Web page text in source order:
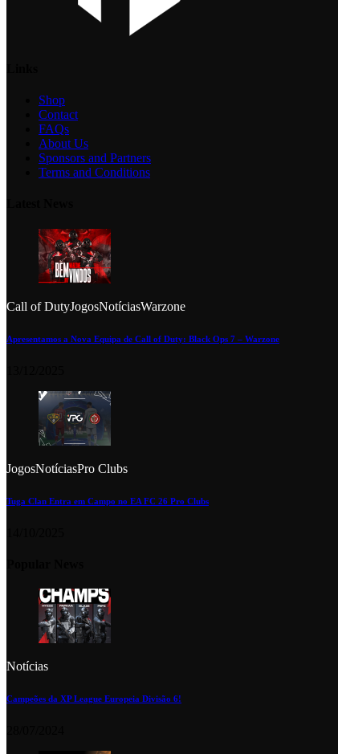
Shop
Contact
FAQs
About Us
Sponsors and Partners
Terms and Conditions
Call of DutyJogosNotíciasWarzone
Apresentamos a Nova Equipa de Call of Duty: Black Ops 7 – Warzone
JogosNotíciasPro Clubs
Tuga Clan Entra em Campo no EA FC 26 Pro Clubs
Notícias
Campeões da XP League Europeia Divisão 6!